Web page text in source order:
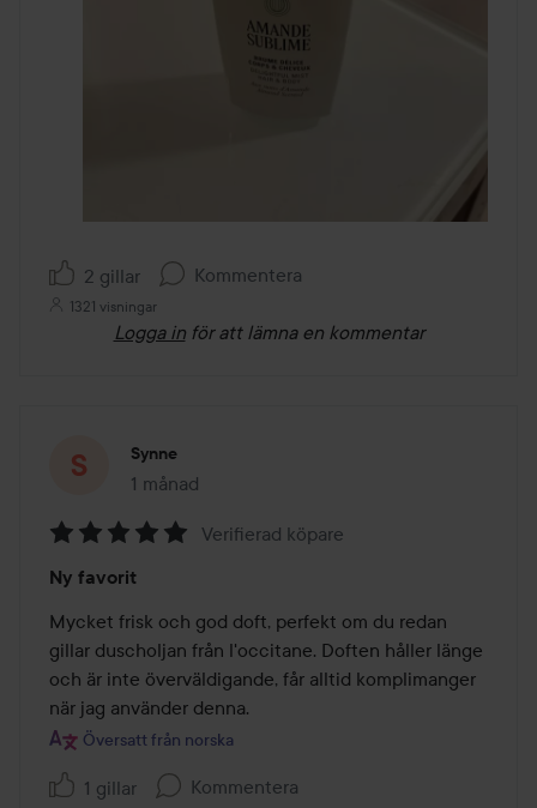
2 gillar Kommentera
1321 visningar
Logga in för att lämna en kommentar
Synne
1 månad
Inlägget skapades 1 månad
5
av
5
Verifierad köpare
Ny favorit
Mycket frisk och god doft, perfekt om du redan
gillar duscholjan från l'occitane. Doften håller länge
och är inte överväldigande, får alltid komplimanger
när jag använder denna.
Översatt från norska
1 gillar Kommentera